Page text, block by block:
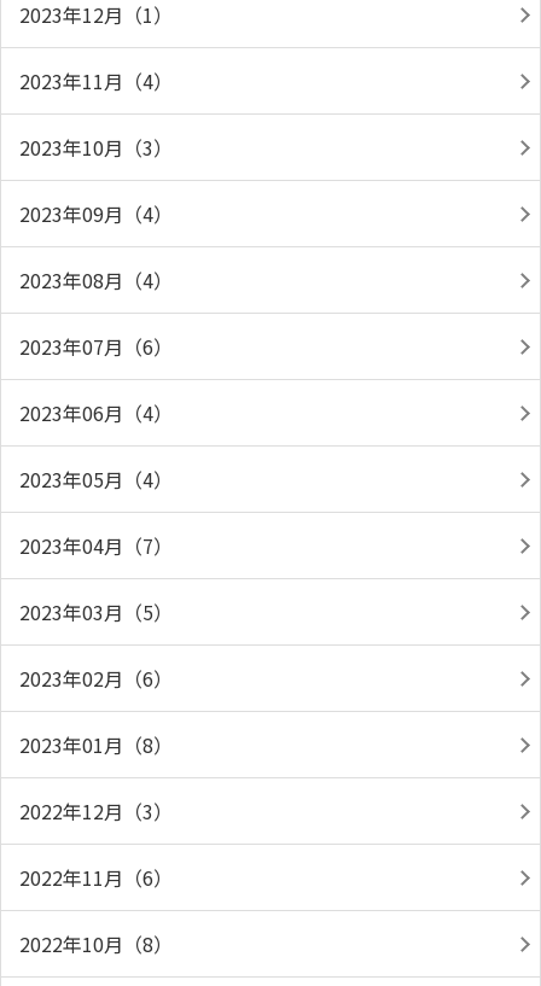
2023年12月（1）
2023年11月（4）
2023年10月（3）
2023年09月（4）
2023年08月（4）
2023年07月（6）
2023年06月（4）
2023年05月（4）
2023年04月（7）
2023年03月（5）
2023年02月（6）
2023年01月（8）
2022年12月（3）
2022年11月（6）
2022年10月（8）